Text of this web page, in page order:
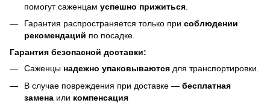
помогут саженцам успешно прижиться
Гарантия распространяется только при соблюдении
рекомендаций по посадке.
Гарантия безопасной доставки:
Саженцы надежно упаковываются для транспортировки.
В случае повреждения при доставке — бесплатная
замена или компенсация